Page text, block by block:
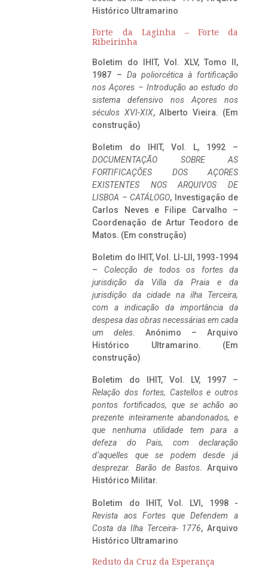
Histórico Ultramarino
Forte da Laginha – Forte da
Ribeirinha
Boletim do IHIT, Vol. XLV, Tomo II,
1987 – Da poliorcética à fortificação
nos Açores – Introdução ao estudo do
sistema defensivo nos Açores nos
séculos XVI-XIX, Alberto Vieira. (Em
construção)
Boletim do IHIT, Vol. L, 1992 –
DOCUMENTAÇÃO SOBRE AS
FORTIFICAÇÕES DOS AÇORES
EXISTENTES NOS ARQUIVOS DE
LISBOA – CATÁLOGO, Investigação de
Carlos Neves e Filipe Carvalho –
Coordenação de Artur Teodoro de
Matos. (Em construção)
Boletim do IHIT, Vol. LI-LII, 1993-1994
– Colecção de todos os fortes da
jurisdição da Villa da Praia e da
jurisdição da cidade na ilha Terceira,
com a indicação da importância da
despesa das obras necessárias em cada
um deles. Anónimo – Arquivo
Histórico Ultramarino. (Em
construção)
Boletim do IHIT, Vol. LV, 1997 –
Relação dos fortes, Castellos e outros
pontos fortificados, que se achão ao
prezente inteiramente abandonados, e
que nenhuma utilidade tem para a
defeza do Pais, com declaração
d’aquelles que se podem desde já
desprezar. Barão de Bastos. Arquivo
Histórico Militar.
Boletim do IHIT, Vol. LVI, 1998 -
Revista aos Fortes que Defendem a
Costa da Ilha Terceira- 1776, Arquivo
Histórico Ultramarino
Reduto da Cruz da Esperança